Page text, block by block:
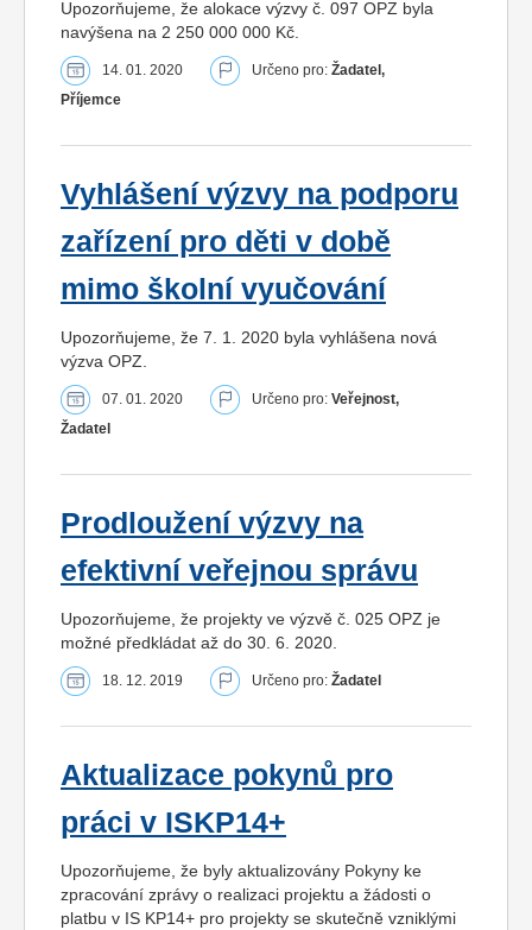
Upozorňujeme, že alokace výzvy č. 097 OPZ byla
navýšena na 2 250 000 000 Kč.
14. 01. 2020 Určeno pro: Žadatel,
Příjemce
Vyhlášení výzvy na podporu
zařízení pro děti v době
mimo školní vyučování
Upozorňujeme, že 7. 1. 2020 byla vyhlášena nová
výzva OPZ.
07. 01. 2020 Určeno pro: Veřejnost,
Žadatel
Prodloužení výzvy na
efektivní veřejnou správu
Upozorňujeme, že projekty ve výzvě č. 025 OPZ je
možné předkládat až do 30. 6. 2020.
18. 12. 2019 Určeno pro: Žadatel
Aktualizace pokynů pro
práci v ISKP14+
Upozorňujeme, že byly aktualizovány Pokyny ke
zpracování zprávy o realizaci projektu a žádosti o
platbu v IS KP14+ pro projekty se skutečně vzniklými